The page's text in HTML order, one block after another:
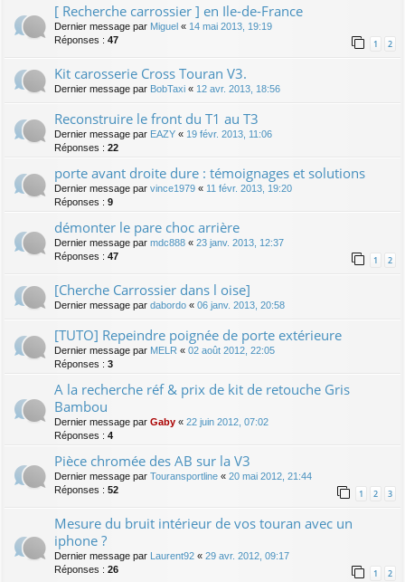
[ Recherche carrossier ] en Ile-de-France
Dernier message par Miguel « 14 mai 2013, 19:19
Réponses : 47 1 2
Kit carosserie Cross Touran V3.
Dernier message par BobTaxi « 12 avr. 2013, 18:56
Reconstruire le front du T1 au T3
Dernier message par EAZY « 19 févr. 2013, 11:06
Réponses : 22
porte avant droite dure : témoignages et solutions
Dernier message par vince1979 « 11 févr. 2013, 19:20
Réponses : 9
démonter le pare choc arrière
Dernier message par mdc888 « 23 janv. 2013, 12:37
Réponses : 47 1 2
[Cherche Carrossier dans l oise]
Dernier message par dabordo « 06 janv. 2013, 20:58
[TUTO] Repeindre poignée de porte extérieure
Dernier message par MELR « 02 août 2012, 22:05
Réponses : 3
A la recherche réf & prix de kit de retouche Gris
Bambou
Dernier message par Gaby « 22 juin 2012, 07:02
Réponses : 4
Pièce chromée des AB sur la V3
Dernier message par Touransportline « 20 mai 2012, 21:44
Réponses : 52 1 2 3
Mesure du bruit intérieur de vos touran avec un
iphone ?
Dernier message par Laurent92 « 29 avr. 2012, 09:17
Réponses : 26 1 2